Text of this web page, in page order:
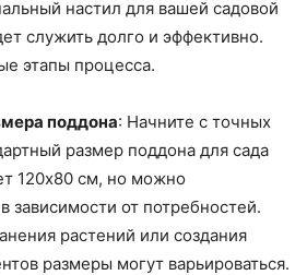
настил для вашей садовой
служить долго и эффективно.
этапы процесса.
поддона: Начните с точных
размер поддона для сада
120х80 см, но можно
зависимости от потребностей.
растений или создания
размеры могут варьироваться.